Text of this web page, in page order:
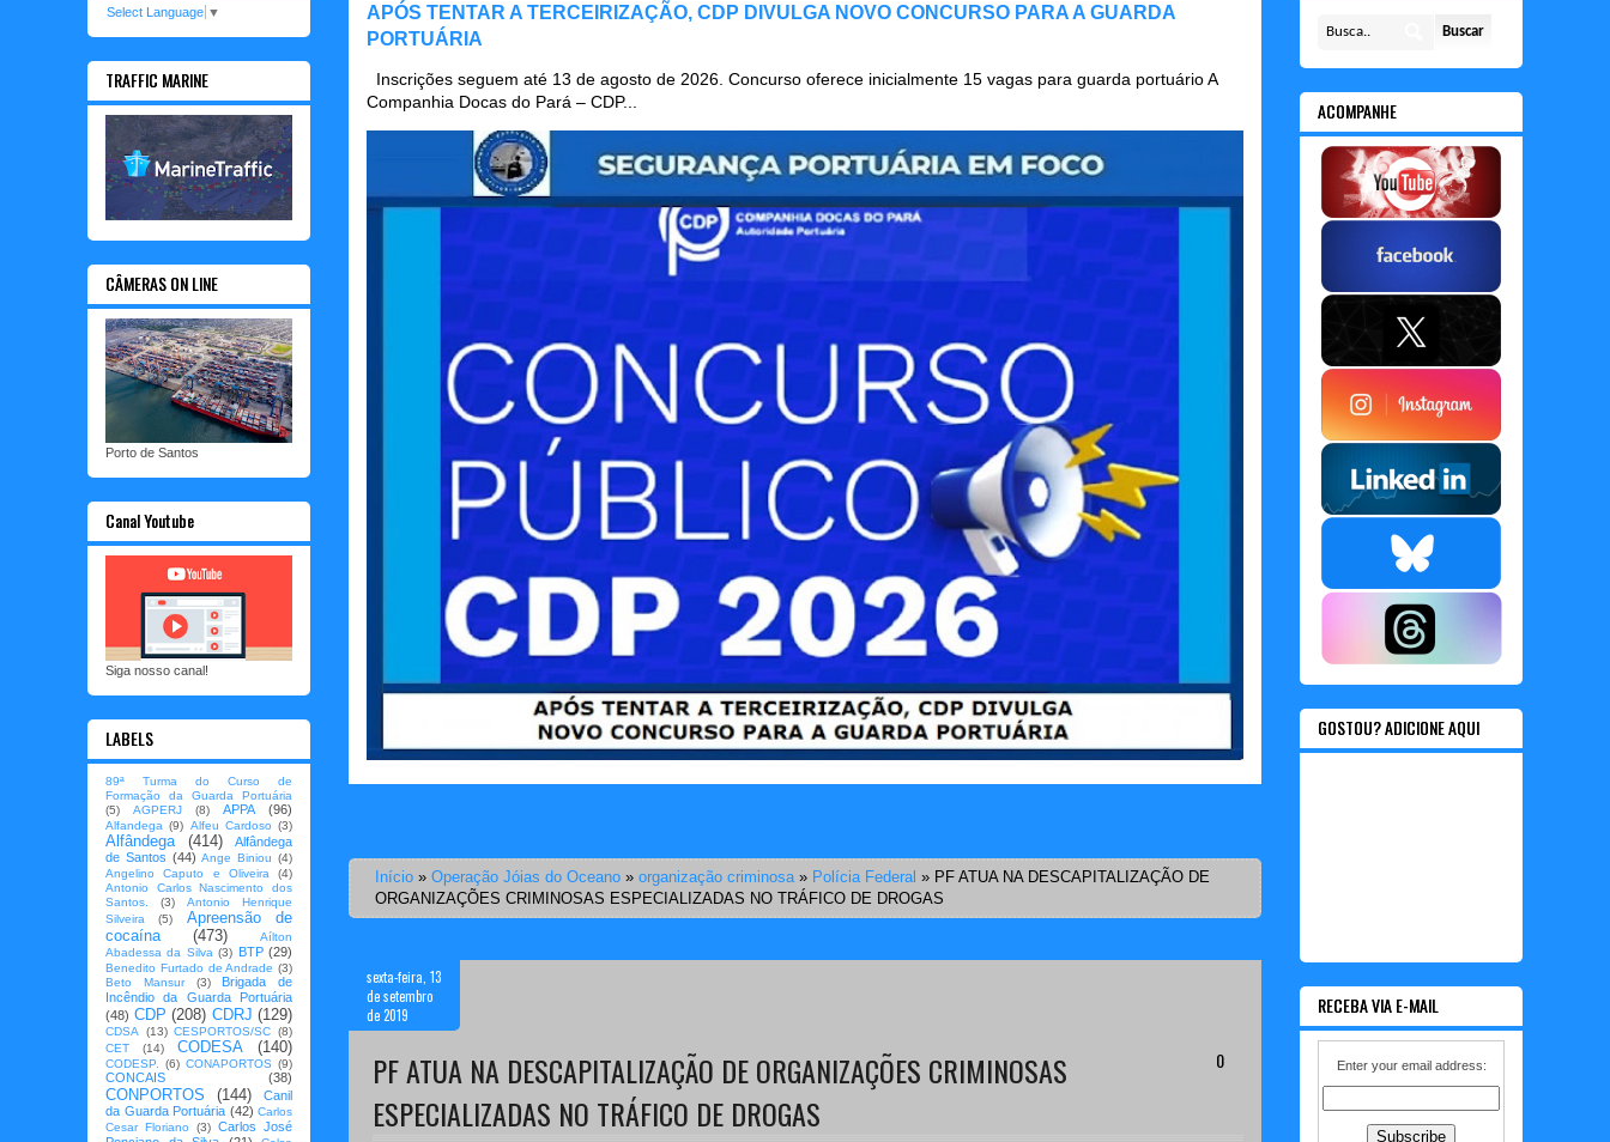
APÓS TENTAR A TERCEIRIZAÇÃO, CDP DIVULGA NOVO CONCURSO PARA A GUARDA
PORTUÁRIA
Inscrições seguem até 13 de agosto de 2026. Concurso oferece inicialmente 15 vagas para guarda portuário A
Companhia Docas do Pará – CDP...
Início » Operação Jóias do Oceano » organização criminosa» Polícia Federal » PF ATUA NA DESCAPITALIZAÇÃO DE
ORGANIZAÇÕES CRIMINOSAS ESPECIALIZADAS NO TRÁFICO DE DROGAS
sexta-feira, 13
de setembro
de 2019
0
PF ATUA NA DESCAPITALIZAÇÃO DE ORGANIZAÇÕES CRIMINOSAS
ESPECIALIZADAS NO TRÁFICO DE DROGAS
Select Language ▼
TRAFFIC MARINE
CÂMERAS ON LINE
Porto de Santos
Canal Youtube
Siga nosso canal!
LABELS
89ª Turma do Curso de
Formação da Guarda Portuária
(5)
AGPERJ (8) APPA (96)
Alfandega (9) Alfeu Cardoso (3)
Alfândega (414)
Alfândega
de Santos (44) Ange Biniou (4)
Angelino Caputo e Oliveira
(4)
Antonio Carlos Nascimento dos
Santos.
(3)
Antonio Henrique
Silveira
(5)
Apreensão de
cocaína
(473)
Aílton
Abadessa da Silva (3) BTP (29)
Benedito Furtado de Andrade (3)
Beto Mansur
(3)
Brigada de
Incêndio da Guarda Portuária
(48) CDP (208) CDRJ (129)
CDSA (13) CESPORTOS/SC (8)
CET
(14) CODESA (140)
CODESP. (6) CONAPORTOS (9)
CONCAIS (38)
CONPORTOS (144)
Canil
da Guarda Portuária (42) Carlos
Cesar Floriano
(3) Carlos José
ACOMPANHE
GOSTOU? ADICIONE AQUI
RECEBA VIA E-MAIL
Enter your email address: